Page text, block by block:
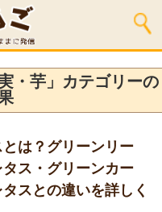
・芋」カテゴリーの
とは？グリーンリー
ス・グリーンカー
スとの違いを詳しく